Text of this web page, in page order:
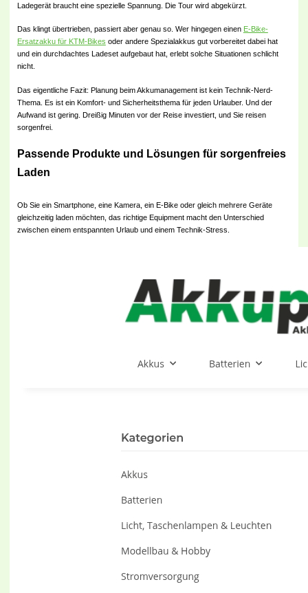
Ladegerät braucht eine spezielle Spannung. Die Tour wird abgekürzt.
Das klingt übertrieben, passiert aber genau so. Wer hingegen einen E-Bike-
Ersatzakku für KTM-Bikes oder andere Spezialakkus gut vorbereitet dabei hat
und ein durchdachtes Ladeset aufgebaut hat, erlebt solche Situationen schlicht
nicht.
Das eigentliche Fazit: Planung beim Akkumanagement ist kein Technik-Nerd-
Thema. Es ist ein Komfort- und Sicherheitsthema für jeden Urlauber. Und der
Aufwand ist gering. Dreißig Minuten vor der Reise investiert, und Sie reisen
sorgenfrei.
Passende Produkte und Lösungen für sorgenfreies
Laden
Ob Sie ein Smartphone, eine Kamera, ein E-Bike oder gleich mehrere Geräte
gleichzeitig laden möchten, das richtige Equipment macht den Unterschied
zwischen einem entspannten Urlaub und einem Technik-Stress.